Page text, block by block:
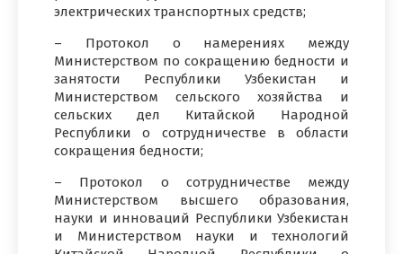
электрических транспортных средств;
– Протокол о намерениях между
Министерством по сокращению бедности и
занятости Республики Узбекистан и
Министерством сельского хозяйства и
сельских дел Китайской Народной
Республики о сотрудничестве в области
сокращения бедности;
– Протокол о сотрудничестве между
Министерством высшего образования,
науки и инноваций Республики Узбекистан
и Министерством науки и технологий